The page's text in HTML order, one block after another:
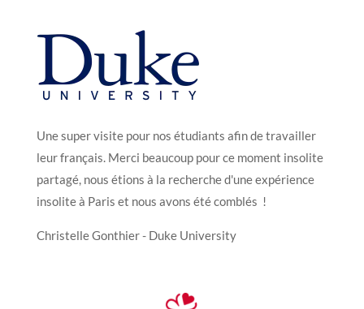
Une super visite pour nos étudiants afin de travailler
leur français. Merci beaucoup pour ce moment insolite
partagé, nous étions à la recherche d'une expérience
insolite à Paris et nous avons été comblés !
Christelle Gonthier - Duke University